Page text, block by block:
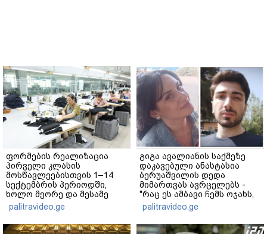
ფორმების რეალიზაცია
პირველი კლასის
მოსწავლეებისთვის 1–14
სექტემბრის პერიოდში,
ხოლო მეორე და მესამე
ეტაპებზე...
palitravideo.ge
გიგა ავალიანის საქმეზე
დაკავებული ანასტასია
ბერუაშვილის დედა
მიმართვას ავრცელებს -
"რაც ეს ამბავი ჩემს ოჯახს,
ჩემს ანასტასიას გადახდა
თავს, მის მერე მე მე არ
ვარ"
palitravideo.ge